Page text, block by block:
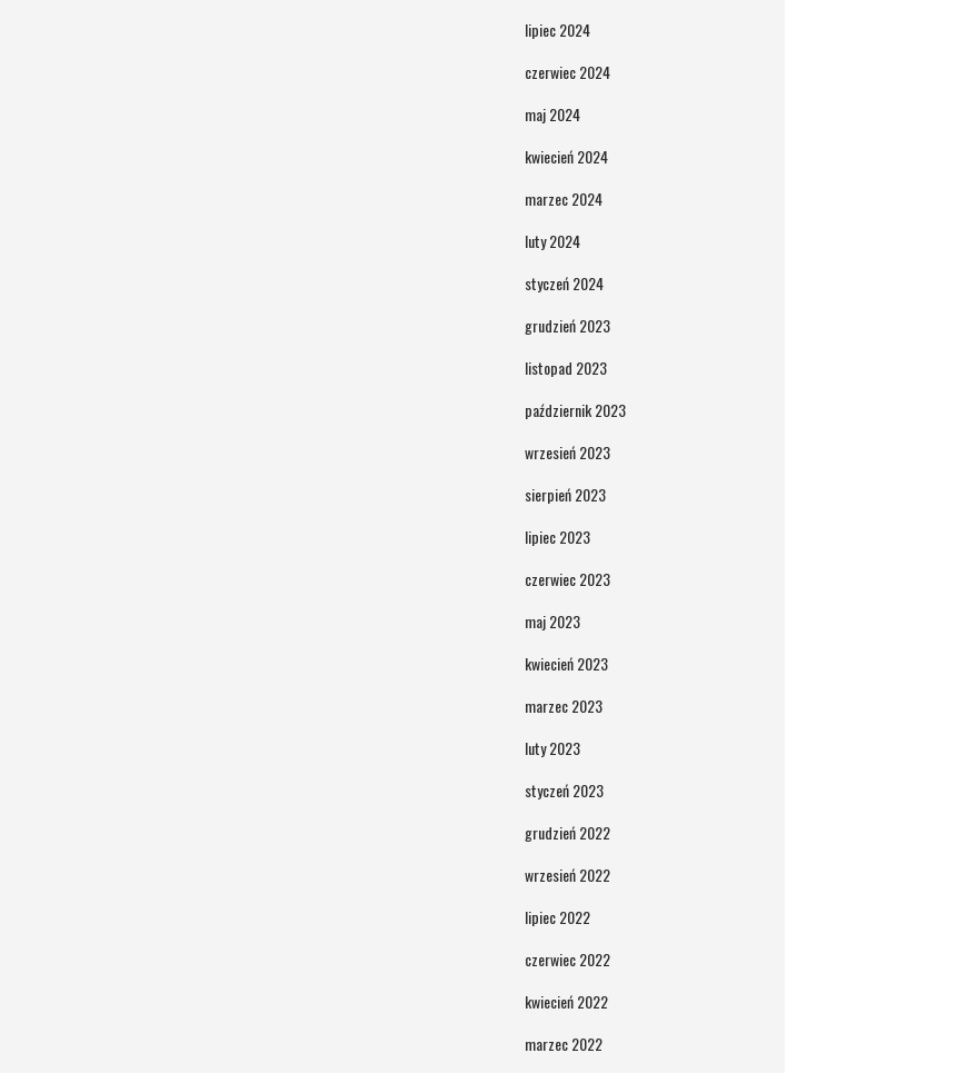
lipiec 2024
czerwiec 2024
maj 2024
kwiecień 2024
marzec 2024
luty 2024
styczeń 2024
grudzień 2023
listopad 2023
październik 2023
wrzesień 2023
sierpień 2023
lipiec 2023
czerwiec 2023
maj 2023
kwiecień 2023
marzec 2023
luty 2023
styczeń 2023
grudzień 2022
wrzesień 2022
lipiec 2022
czerwiec 2022
kwiecień 2022
marzec 2022